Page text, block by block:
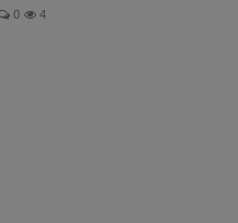
0 4